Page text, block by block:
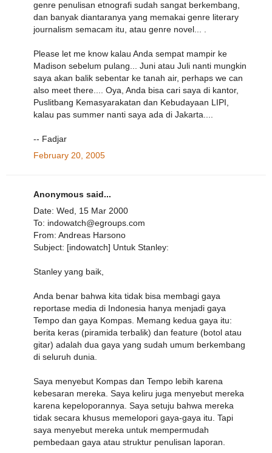
genre penulisan etnografi sudah sangat berkembang,
dan banyak diantaranya yang memakai genre literary
journalism semacam itu, atau genre novel... .
Please let me know kalau Anda sempat mampir ke
Madison sebelum pulang... Juni atau Juli nanti mungkin
saya akan balik sebentar ke tanah air, perhaps we can
also meet there.... Oya, Anda bisa cari saya di kantor,
Puslitbang Kemasyarakatan dan Kebudayaan LIPI,
kalau pas summer nanti saya ada di Jakarta....
-- Fadjar
February 20, 2005
Anonymous said...
Date: Wed, 15 Mar 2000
To: indowatch@egroups.com
From: Andreas Harsono
Subject: [indowatch] Untuk Stanley:
Stanley yang baik,
Anda benar bahwa kita tidak bisa membagi gaya
reportase media di Indonesia hanya menjadi gaya
Tempo dan gaya Kompas. Memang kedua gaya itu:
berita keras (piramida terbalik) dan feature (botol atau
gitar) adalah dua gaya yang sudah umum berkembang
di seluruh dunia.
Saya menyebut Kompas dan Tempo lebih karena
kebesaran mereka. Saya keliru juga menyebut mereka
karena kepeloporannya. Saya setuju bahwa mereka
tidak secara khusus memelopori gaya-gaya itu. Tapi
saya menyebut mereka untuk mempermudah
pembedaan gaya atau struktur penulisan laporan.